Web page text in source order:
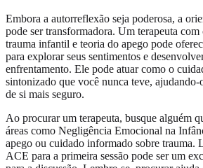
Embora a autorreflexão seja poderosa, a
pode ser transformadora. Um terapeuta
trauma infantil e teoria do apego pode
para explorar seus sentimentos e
enfrentamento. Ele pode atuar como o
sintonizado que você nunca teve, ajudando-
de si mais seguro.
Ao procurar um terapeuta, busque alguém
áreas como Negligência Emocional na
apego ou cuidado informado sobre trauma.
ACE para a primeira sessão pode ser um